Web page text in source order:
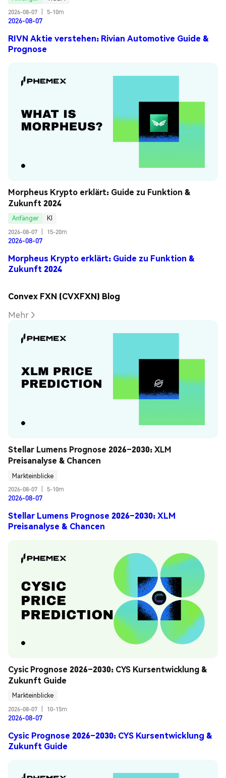
2026-08-07
5-10m
2026-08-07
RIVN Aktie verstehen: Rivian Automotive Guide &
Prognose
Morpheus Krypto erklärt: Guide zu Funktion &
Zukunft 2024
Anfänger
KI
2026-08-07
15-20m
2026-08-07
Morpheus Krypto erklärt: Guide zu Funktion &
Zukunft 2024
Convex FXN (CVXFXN) Blog
Mehr
Stellar Lumens Prognose 2026–2030: XLM
Preisanalyse & Chancen
Markteinblicke
2026-08-07
5-10m
2026-08-07
Stellar Lumens Prognose 2026–2030: XLM
Preisanalyse & Chancen
Cysic Prognose 2026–2030: CYS Kursentwicklung &
Zukunft Guide
Markteinblicke
2026-08-07
10-15m
2026-08-07
Cysic Prognose 2026–2030: CYS Kursentwicklung &
Zukunft Guide